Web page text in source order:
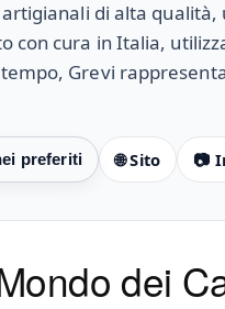
di alta
con cura in Italia,
Grevi
🌐 Sito 📷
dei